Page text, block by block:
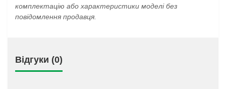
комплектацію або характеристики моделі без
повідомлення продавця.
Відгуки (0)